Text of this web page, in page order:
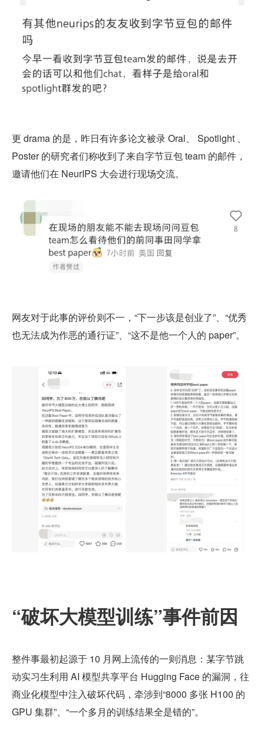
更 drama 的是，昨日有许多论文被录 Oral、 Spotlight 、
Poster 的研究者们称收到了来自字节豆包 team 的邮件，
邀请他们在 NeurIPS 大会进行现场交流。
网友对于此事的评价则不一，“下一步该是创业了”、“优秀
也无法成为作恶的通行证”、“这不是他一个人的 paper”。
“破坏大模型训练”事件前因
整件事最初起源于 10 月网上流传的一则消息：某字节跳
动实习生利用 AI 模型共享平台 Hugging Face 的漏洞，往
商业化模型中注入破坏代码，牵涉到“8000 多张 H100 的
GPU 集群”、“一个多月的训练结果全是错的”。